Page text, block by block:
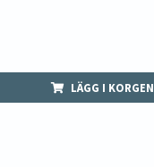
LÄGG I KORGEN